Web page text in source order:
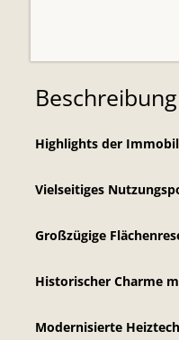
Beschreibung
Highlights der
Vielseitiges
Großzügige
Historischer Charme
Modernisierte